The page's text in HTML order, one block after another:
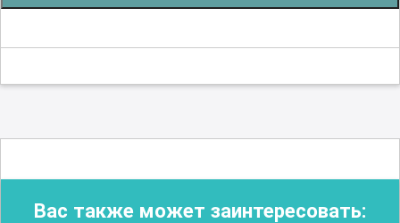
Вас также может заинтересовать: